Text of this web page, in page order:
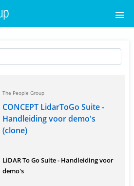
The People Group
CONCEPT LidarToGo Suite -
Handleiding voor demo's
(clone)
LiDAR To Go Suite - Handleiding voor
demo's